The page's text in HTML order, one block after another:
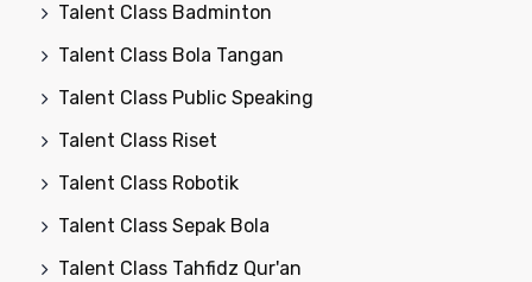
Talent Class Badminton
Talent Class Bola Tangan
Talent Class Public Speaking
Talent Class Riset
Talent Class Robotik
Talent Class Sepak Bola
Talent Class Tahfidz Qur'an